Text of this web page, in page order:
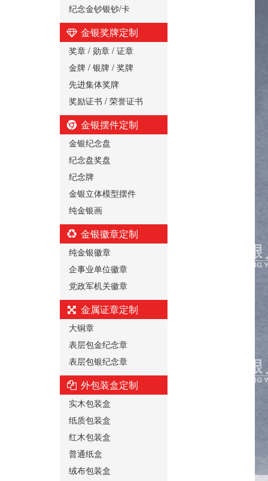
纪念金钞银钞/卡
金银奖牌定制
奖章 / 勋章 / 证章
金牌 / 银牌 / 奖牌
先进集体奖牌
奖励证书 / 荣誉证书
金银摆件定制
金银纪念盘
纪念盘奖盘
纪念牌
金银立体模型摆件
纯金银画
金银徽章定制
纯金银徽章
企事业单位徽章
党政军机关徽章
金属证章定制
大铜章
表层包金纪念章
表层包银纪念章
外包装盒定制
实木包装盒
纸质包装盒
红木包装盒
普通纸盒
绒布包装盒